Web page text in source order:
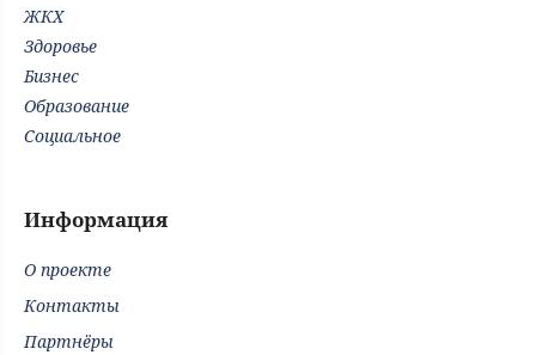
ЖКХ
Здоровье
Бизнес
Образование
Социальное
Информация
О проекте
Контакты
Партнёры